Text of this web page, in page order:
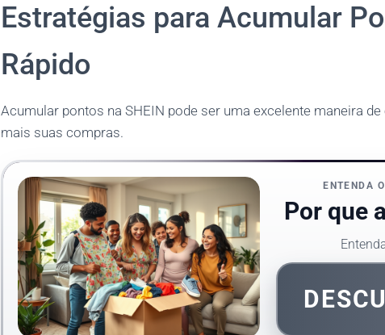
Estratégias para Acumular
Rápido
Acumular pontos na SHEIN pode ser uma excelente maneira
mais suas compras.
ENTENDA
Por que